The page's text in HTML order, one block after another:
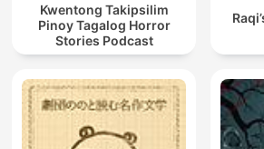
Kwentong Takipsilim
Pinoy Tagalog Horror
Stories Podcast